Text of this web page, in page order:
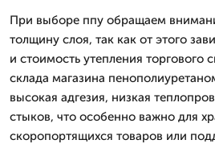
При выборе ппу обращаем
толщину слоя, так как от этого
и стоимость утепления торгового
склада магазина
высокая адгезия, низкая
стыков, что особенно важно для
скоропортящихся товаров или